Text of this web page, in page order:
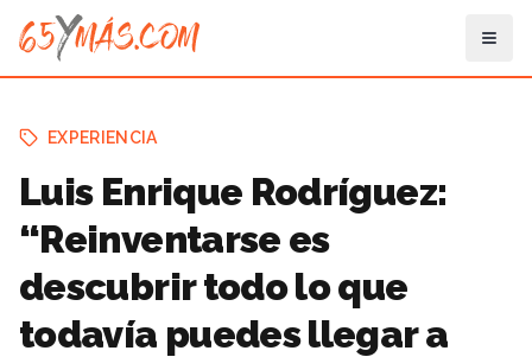
EXPERIENCIA
Luis Enrique Rodríguez:
“Reinventarse es
descubrir todo lo que
todavía puedes llegar a